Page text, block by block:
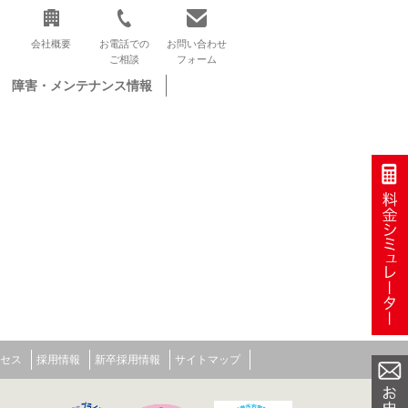
会社概要
お電話での
ご相談
お問い合わせ
フォーム
障害・メンテナンス情報
ス 採用情報 新卒採用情報 サイトマップ